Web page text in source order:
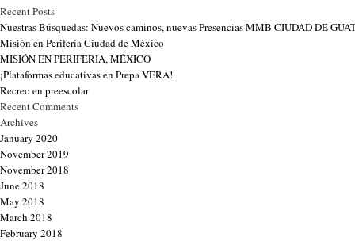
Recent Posts
Nuestras Búsquedas: Nuevos caminos, nuevas Presencias MMB CIUDAD DE
Misión en Periferia Ciudad de México
MISIÓN EN PERIFERIA, MÉXICO
¡Plataformas educativas en Prepa VERA!
Recreo en preescolar
Recent Comments
Archives
January 2020
November 2019
November 2018
June 2018
May 2018
March 2018
February 2018